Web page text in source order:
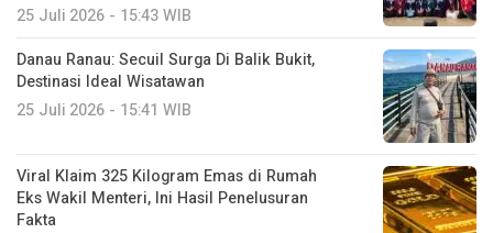
25 Juli 2026 - 15:43 WIB
Danau Ranau: Secuil Surga Di Balik Bukit,
Destinasi Ideal Wisatawan
25 Juli 2026 - 15:41 WIB
Viral Klaim 325 Kilogram Emas di Rumah
Eks Wakil Menteri, Ini Hasil Penelusuran
Fakta